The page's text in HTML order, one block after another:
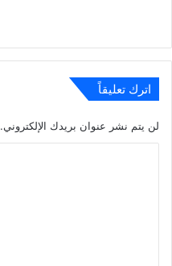
اترك تعليقاً
لن يتم نشر عنوان بريدك الإلكتروني.